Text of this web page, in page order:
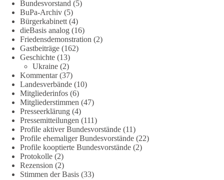
Es ging weniger um fertige Antworten als um eine Debatte
darüber, wie Freiheit, Verantwortung, Naturschutz und
Grundrechte in einer demokratischen Gesellschaft künftig
miteinander in Einklang gebracht werden können.
#dieBasis #natur #grundrechte
38 7 8
DieBasis
2 Tage(n) zuvor
Jetzt dieBasis Sachsen-Anhalt unterstützen!
Die Landtagswahl 2026 in Sachsen-Anhalt findet am 6.
Bundesvorstand (5)
BuPa-Archiv (5)
Bürgerkabinett (4)
dieBasis analog (16)
Friedensdemonstration (2)
Gastbeiträge (162)
Geschichte (13)
Ukraine (2)
Kommentar(37)
Landesverbände (10)
Mitgliederinfos (6)
Mitgliederstimmen (47)
Presseerklärung (4)
Pressemitteilungen (111)
Profile aktiver Bundesvorstände (11)
Profile ehemaliger Bundesvorstände (22)
Profile kooptierte Bundesvorstände (2)
Protokolle (2)
Rezension (2)
Stimmen der Basis (33)